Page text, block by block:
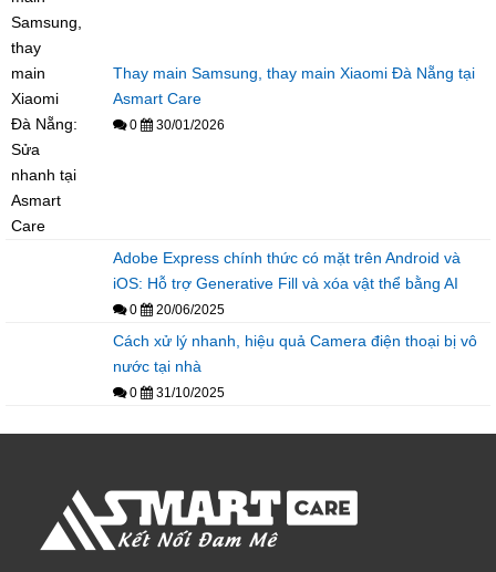
Thay main Samsung, thay main Xiaomi Đà Nẵng tại
Asmart Care
0 30/01/2026
Adobe Express chính thức có mặt trên Android và
iOS: Hỗ trợ Generative Fill và xóa vật thể bằng AI
0 20/06/2025
Cách xử lý nhanh, hiệu quả Camera điện thoại bị vô
nước tại nhà
0 31/10/2025